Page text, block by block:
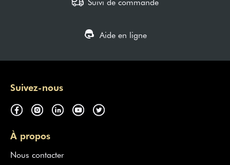
Aide en ligne
Suivez-nous
À propos
Nous contacter